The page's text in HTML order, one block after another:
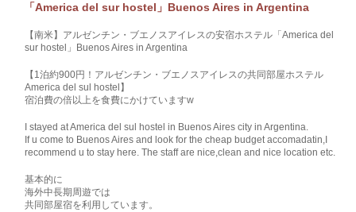
「America del sur hostel」Buenos Aires in Argentina
【南米】アルゼンチン・ブエノスアイレスの安宿ホステル「America del
sur hostel」Buenos Aires in Argentina
【1泊約900円！アルゼンチン・ブエノスアイレスの共同部屋ホステル
America del sul hostel】
宿泊費の倍以上を食費にかけていますw
I stayed at America del sul hostel in Buenos Aires city in Argentina.
If u come to Buenos Aires and look for the cheap budget accomadatin,I
recommend u to stay here. The staff are nice,clean and nice location etc.
基本的に
海外中長期周遊では
共同部屋宿を利用しています。